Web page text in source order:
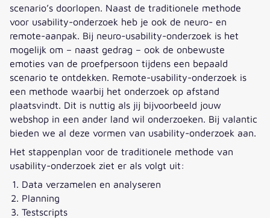
scenario’s doorlopen. Naast de traditionele methode
voor usability-onderzoek heb je ook de neuro- en
remote-aanpak. Bij neuro-usability-onderzoek is het
mogelijk om – naast gedrag – ook de onbewuste
emoties van de proefpersoon tijdens een bepaald
scenario te ontdekken. Remote-usability-onderzoek is
een methode waarbij het onderzoek op afstand
plaatsvindt. Dit is nuttig als jij bijvoorbeeld jouw
webshop in een ander land wil onderzoeken. Bij valantic
bieden we al deze vormen van usability-onderzoek aan.
Het stappenplan voor de traditionele methode van
usability-onderzoek ziet er als volgt uit:
Data verzamelen en analyseren
Planning
Testscripts